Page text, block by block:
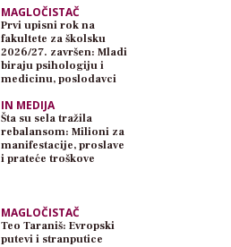
MAGLOČISTAČ
Prvi upisni rok na
fakultete za školsku
2026/27. završen: Mladi
biraju psihologiju i
medicinu, poslodavci
IN MEDIJA
Šta su sela tražila
rebalansom: Milioni za
manifestacije, proslave
i prateće troškove
MAGLOČISTAČ
Teo Taraniš: Evropski
putevi i stranputice